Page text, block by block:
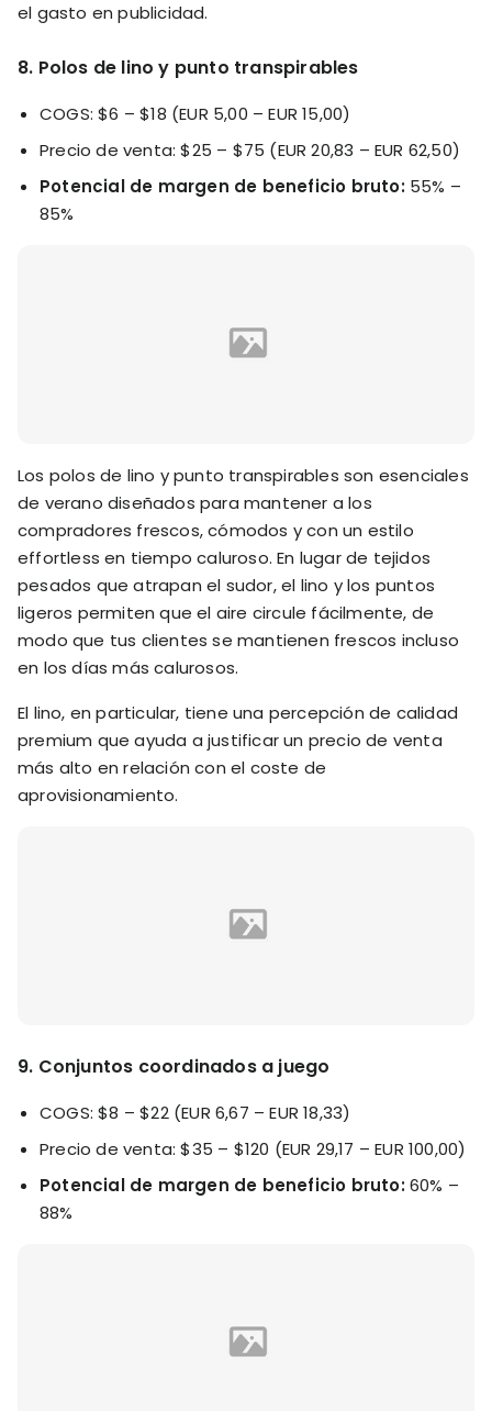
el gasto en publicidad.
8. Polos de lino y punto transpirables
COGS: $6 – $18 (EUR 5,00 – EUR 15,00)
Precio de venta: $25 – $75 (EUR 20,83 – EUR 62,50)
Potencial de margen de beneficio bruto:55% –
85%
Los polos de lino y punto transpirables son esenciales
de verano diseñados para mantener a los
compradores frescos, cómodos y con un estilo
effortless en tiempo caluroso. En lugar de tejidos
pesados que atrapan el sudor, el lino y los puntos
ligeros permiten que el aire circule fácilmente, de
modo que tus clientes se mantienen frescos incluso
en los días más calurosos.
El lino, en particular, tiene una percepción de calidad
premium que ayuda a justificar un precio de venta
más alto en relación con el coste de
aprovisionamiento.
9. Conjuntos coordinados a juego
COGS: $8 – $22 (EUR 6,67 – EUR 18,33)
Precio de venta: $35 – $120 (EUR 29,17 – EUR 100,00)
Potencial de margen de beneficio bruto:60% –
88%